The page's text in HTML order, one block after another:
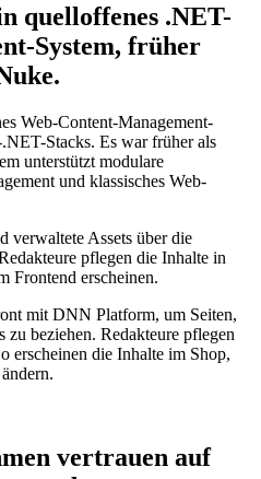
quelloffenes .NET-
System, früher
Web-Content-Management-
Stacks. Es war früher als
unterstützt modulare
und klassisches Web-
verwaltete Assets über die
pflegen die Inhalte in
Frontend erscheinen.
mit DNN Platform, um Seiten,
beziehen. Redakteure pflegen
erscheinen die Inhalte im Shop,
vertrauen auf